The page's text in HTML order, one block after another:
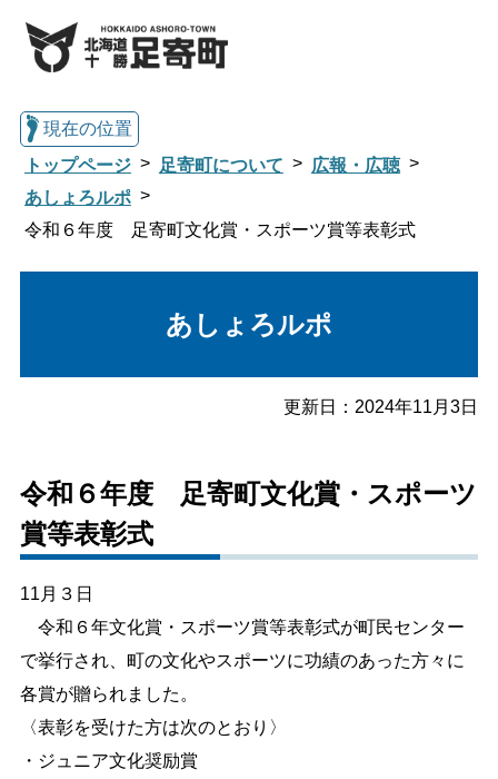
総合トップへ戻る
くらし・行政情報トップ
暮らし・手続き
しごと・産業
文字サイズ
標準 拡大
色合い
白
現在の位置
トップページ
足寄町について
広報・広聴
あしょろルポ
令和６年度 足寄町文化賞・スポーツ賞等表彰式
あしょろルポ
更新日： 2024年11月3日
令和６年度 足寄町文化賞・スポーツ
賞等表彰式
11月３日
令和６年文化賞・スポーツ賞等表彰式が町民センター
で挙行され、町の文化やスポーツに功績のあった方々に
各賞が贈られました。
〈表彰を受けた方は次のとおり〉
・ジュニア文化奨励賞